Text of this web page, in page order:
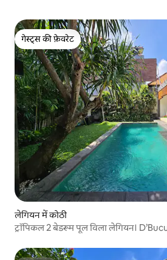
गेस्ट्स की फ़ेवरेट
गेस्ट्स की फ़ेवरेट
लेगियन में कोठी
ट्रॉपिकल 2 बेडरूम पूल विला लेगियन।